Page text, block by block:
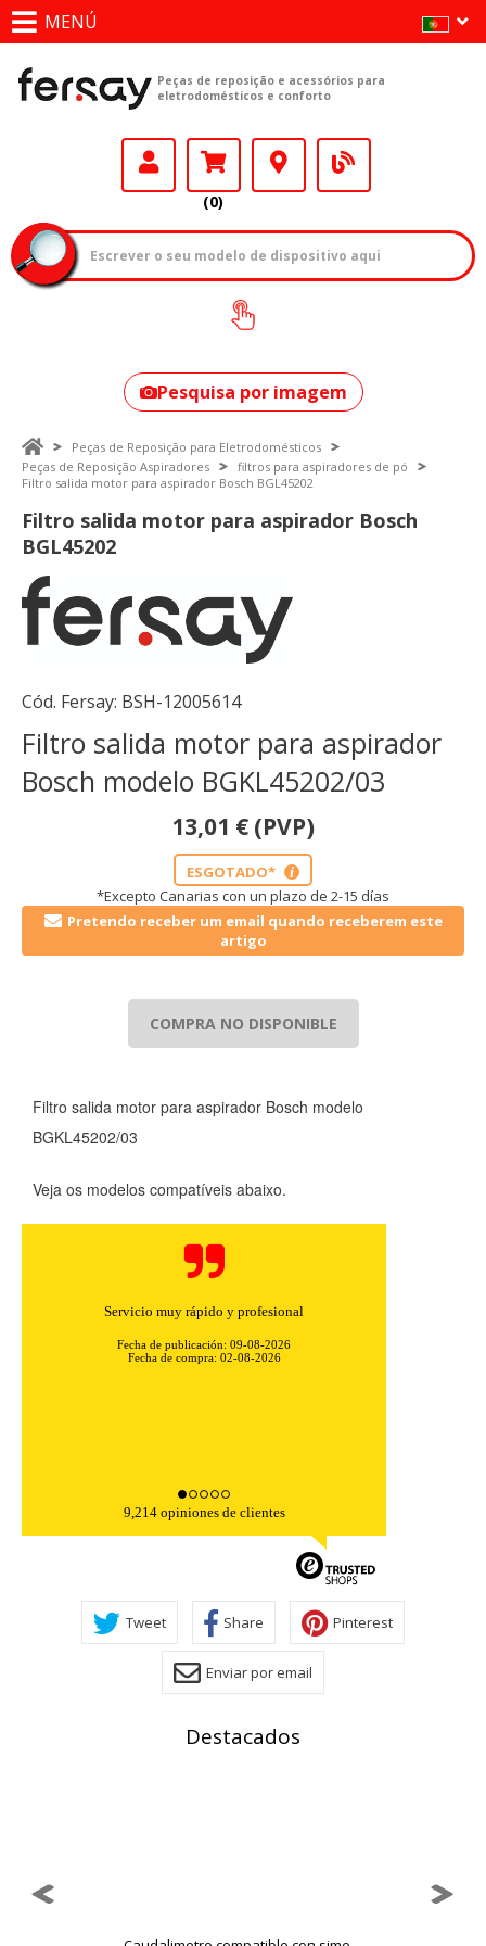
MENÚ
Peças de reposição e acessórios para
eletrodomésticos e conforto
(0)
Como encontrar
o seu modelo?
Pesquisa por imagem
Peças de Reposição para Eletrodomésticos
Peças de Reposição Aspiradores
filtros para aspiradores de pó
Filtro salida motor para aspirador Bosch BGL45202
Filtro salida motor para aspirador Bosch
BGL45202
Cód. Fersay: BSH-12005614
Filtro salida motor para aspirador
Bosch modelo BGKL45202/03
13,01 € (PVP)
ESGOTADO* i
*Excepto Canarias con un plazo de 2-15 días
Pretendo receber um email quando receberem este
artigo
COMPRA NO DISPONIBLE
Filtro salida motor para aspirador Bosch modelo
BGKL45202/03
Veja os modelos compatíveis abaixo.
Servicio muy rápido y profesional
Fecha de publicación: 09-08-2026
Fecha de compra: 02-08-2026
9,214 opiniones de clientes
Tweet Share Pinterest
Enviar por email
Destacados
Cookies necesarias
Estas cookies son necesarias para que el sitio web
funcione y no se pueden desactivar en nuestros sistemas.
Puede configurar su navegador para bloquear o alertar
sobre estas cookies, pero alguna áreas del sitio no
funcionarán. Estas cookies no almacenan ninguna
información de identificación personal.
Cookies Utilizadas:
wp-settings-time-1, _evCo, _evCoLT